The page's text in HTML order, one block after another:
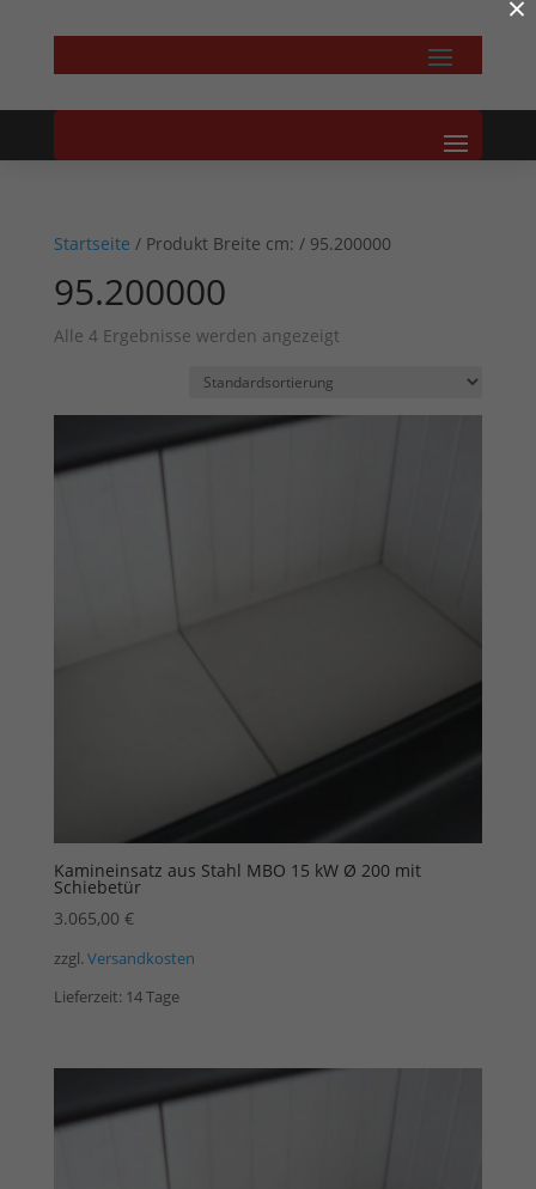
Startseite / Produkt Breite cm: / 95.200000
95.200000
Alle 4 Ergebnisse werden angezeigt
Kamineinsatz aus Stahl MBO 15 kW Ø 200 mit
Schiebetür
3.065,00 €
zzgl. Versandkosten
Lieferzeit: 14 Tage